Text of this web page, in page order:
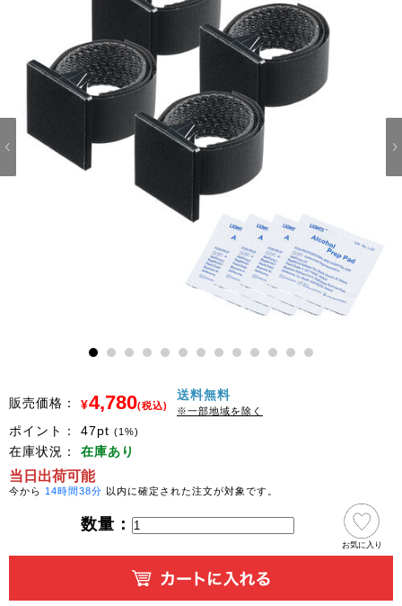
10 11 12
販売価格： ¥4,780(税込)
送料無料
※一部地域を除く
ポイント： 47pt (1%)
在庫状況： 在庫あり
当日出荷可能
今から 14時間38分 以内に確定された注文が対象です。
数量：
お気に入り